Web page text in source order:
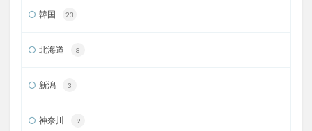
韓国 23
北海道 8
新潟 3
神奈川 9